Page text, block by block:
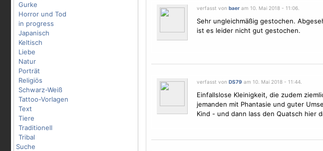
Gurke
Horror und Tod
in progress
Japanisch
Keltisch
Liebe
Natur
Porträt
Religiös
Schwarz-Weiß
Tattoo-Vorlagen
Text
Tiere
Traditionell
Tribal
Suche
verfasst von baeram 10. Mai 2018 - 11:06.
Sehr ungleichmäßig gestochen.
ist es leider nicht gut gestochen.
verfasst von DS79 am 10. Mai 2018 - 11:44.
Einfallslose Kleinigkeit, die zudem
jemanden mit Phantasie und guter
Kind - und dann lass den Quatsch hier